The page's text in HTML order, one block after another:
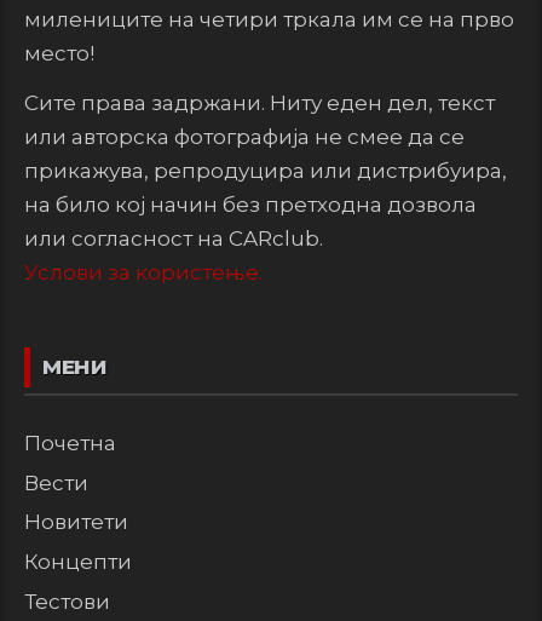
милениците на четири тркала им се на прво
место!
Сите права задржани. Ниту еден дел, текст
или авторска фотографија не смее да се
прикажува, репродуцира или дистрибуира,
на било кој начин без претходна дозвола
или согласност на CARclub.
Услови за користење.
МЕНИ
Почетна
Вести
Новитети
Концепти
Тестови